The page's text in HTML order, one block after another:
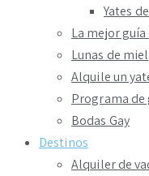
Yates
La mejor
Lunas de miel
Alquile un
Programa de
Bodas Gay
Destinos
Alquiler de